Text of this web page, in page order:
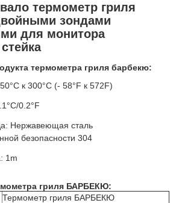
термометр гриля
зондами
для монитора
термометра гриля барбекю:
к 300°C (- 58°F к 572F)
0.2°F
Нержавеющая сталь
безопасности 304
1m
гриля БАРБЕКЮ:
Термометр гриля БАРБЕКЮ